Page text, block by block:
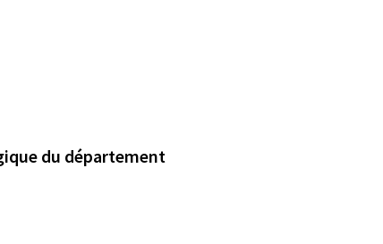
Un projet en contradiction avec l'engagement écologique du département